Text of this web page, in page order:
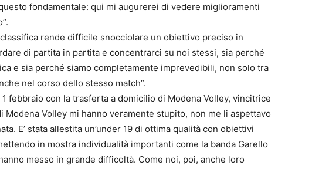
fondamentale: qui mi augurerei di vedere miglioramenti
classifica rende difficile snocciolare un obiettivo preciso in
di partita in partita e concentrarci su noi stessi, sia perché
e sia perché siamo completamente imprevedibili, non solo tra
nel corso dello stesso match”.
febbraio con la trasferta a domicilio di Modena Volley, vincitrice
Modena Volley mi hanno veramente stupito, non me li aspettavo
E’ stata allestita un’under 19 di ottima qualità con obiettivi
in mostra individualità importanti come la banda Garello
messo in grande difficoltà. Come noi, poi, anche loro